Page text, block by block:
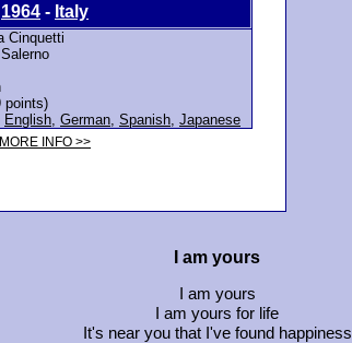
1964 - Italy
Cinquetti
points)
English German Spanish Japanese
MORE INFO >>
I am yours
I am yours
I am yours for life
It's near you that I've found happiness